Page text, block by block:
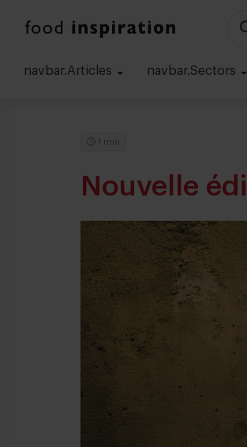
navbar.Articles navbar.Sectors
1 min
Nouvelle